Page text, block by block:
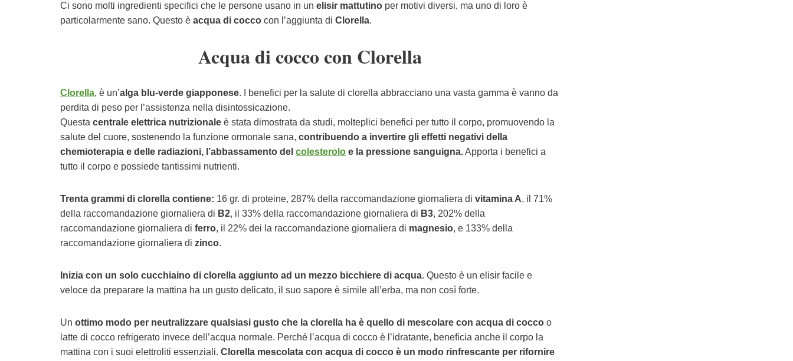
Ci sono molti ingredienti specifici che le persone usano in un elisir mattutino per motivi diversi, ma uno di loro è
particolarmente sano. Questo è acqua di cocco con l’aggiunta di Clorella.
Acqua di cocco con Clorella
Clorella, è un’alga blu-verde giapponese. I benefici per la salute di clorella abbracciano una vasta gamma è vanno da
perdita di peso per l’assistenza nella disintossicazione.
Questa centrale elettrica nutrizionale è stata dimostrata da studi, molteplici benefici per tutto il corpo, promuovendo la
salute del cuore, sostenendo la funzione ormonale sana, contribuendo a invertire gli effetti negativi della
chemioterapia e delle radiazioni, l’abbassamento del colesterolo e la pressione sanguigna.Apporta i benefici a
tutto il corpo e possiede tantissimi nutrienti.
Trenta grammi di clorella contiene: 16 gr. di proteine, 287% della raccomandazione giornaliera di vitamina A, il 71%
della raccomandazione giornaliera di B2, il 33% della raccomandazione giornaliera di B3, 202% della
raccomandazione giornaliera di ferro, il 22% dei la raccomandazione giornaliera di magnesio, e 133% della
raccomandazione giornaliera di zinco.
Inizia con un solo cucchiaino di clorella aggiunto ad un mezzo bicchiere di acqua. Questo è un elisir facile e
veloce da preparare la mattina ha un gusto delicato, il suo sapore è simile all’erba, ma non così forte.
Un ottimo modo per neutralizzare qualsiasi gusto che la clorella ha è quello di mescolare con acqua di cocco o
latte di cocco refrigerato invece dell’acqua normale. Perché l’acqua di cocco è l’idratante, beneficia anche il corpo la
mattina con i suoi elettroliti essenziali. Clorella mescolata con acqua di cocco è un modo rinfrescante per rifornire